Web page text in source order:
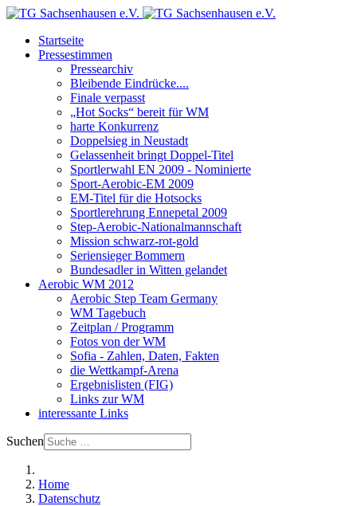
Startseite
Pressestimmen
Pressearchiv
Bleibende Eindrücke....
Finale verpasst
„Hot Socks“ bereit für WM
harte Konkurrenz
Doppelsieg in Neustadt
Gelassenheit bringt Doppel-Titel
Sportlerwahl EN 2009 - Nominierte
Sport-Aerobic-EM 2009
EM-Titel für die Hotsocks
Sportlerehrung Ennepetal 2009
Step-Aerobic-Nationalmannschaft
Mission schwarz-rot-gold
Seriensieger Bommern
Bundesadler in Witten gelandet
Aerobic WM 2012
Aerobic Step Team Germany
WM Tagebuch
Zeitplan / Programm
Fotos von der WM
Sofia - Zahlen, Daten, Fakten
die Wettkampf-Arena
Ergebnislisten (FIG)
Links zur WM
interessante Links
Suchen
Home
Datenschutz